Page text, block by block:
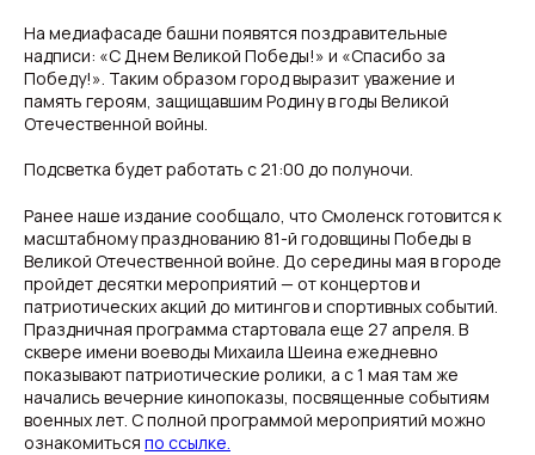
На медиафасаде башни появятся поздравительные
надписи: «С Днем Великой Победы!» и «Спасибо за
Победу!». Таким образом город выразит уважение и
память героям, защищавшим Родину в годы Великой
Отечественной войны.
Подсветка будет работать с 21:00 до полуночи.
Ранее наше издание сообщало, что Смоленск готовится к
масштабному празднованию 81-й годовщины Победы в
Великой Отечественной войне. До середины мая в городе
пройдет десятки мероприятий — от концертов и
патриотических акций до митингов и спортивных событий.
Праздничная программа стартовала еще 27 апреля. В
сквере имени воеводы Михаила Шеина ежедневно
показывают патриотические ролики, а с 1 мая там же
начались вечерние кинопоказы, посвященные событиям
военных лет. С полной программой мероприятий можно
ознакомиться по ссылке.